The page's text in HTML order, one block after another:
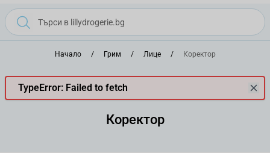
Начало / Грим / Лице / Коректор
TypeError: Failed to fetch
Коректор